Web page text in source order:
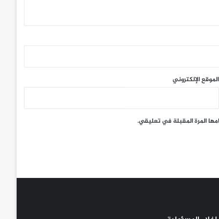
الموقع الإلكتروني
المرة المقبلة في تعليقي.